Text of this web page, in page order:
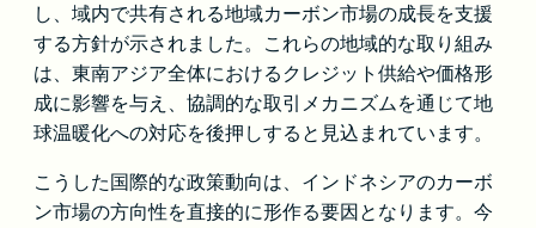
し、域内で共有される地域カーボン市場の成長を支援
する方針が示されました。これらの地域的な取り組み
は、東南アジア全体におけるクレジット供給や価格形
成に影響を与え、協調的な取引メカニズムを通じて地
球温暖化への対応を後押しすると見込まれています。
こうした国際的な政策動向は、インドネシアのカーボ
ン市場の方向性を直接的に形作る要因となります。今